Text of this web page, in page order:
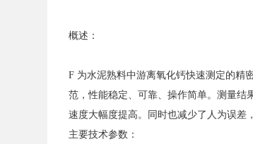
概述：
F 为水泥熟料中游离氧化钙快速测定的精
范，性能稳定、可靠、操作简单。测量结
速度大幅度提高。同时也减少了人为误差
主要技术参数：